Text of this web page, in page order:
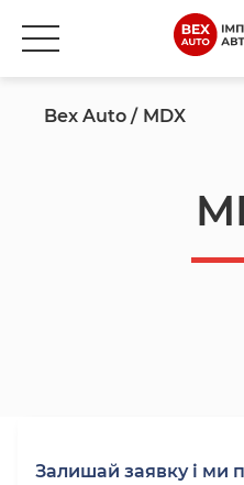
Bex Auto MDX
Залишай заявку і ми